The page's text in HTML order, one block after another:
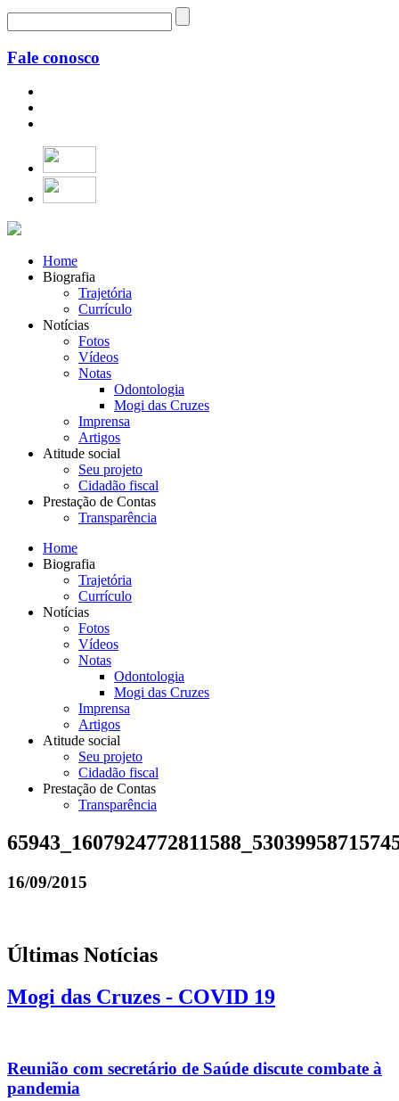
Fale conosco
Home
Biografia
Trajetória
Currículo
Notícias
Fotos
Vídeos
Notas
Odontologia
Mogi das Cruzes
Imprensa
Artigos
Atitude social
Seu projeto
Cidadão fiscal
Prestação de Contas
Transparência
Home
Biografia
Trajetória
Currículo
Notícias
Fotos
Vídeos
Notas
Odontologia
Mogi das Cruzes
Imprensa
Artigos
Atitude social
Seu projeto
Cidadão fiscal
Prestação de Contas
Transparência
16/09/2015
Últimas Notícias
Mogi das Cruzes - COVID 19
Reunião com secretário de Saúde discute combate à
pandemia